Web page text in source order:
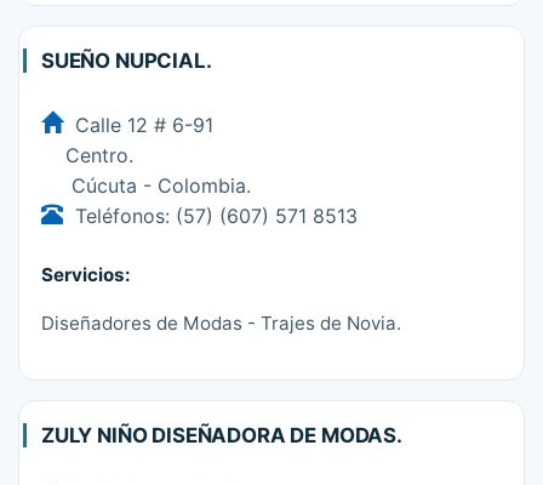
SUEÑO NUPCIAL.
Calle 12 # 6-91
Centro.
Cúcuta - Colombia.
Teléfonos: (57) (607) 571 8513
Servicios:
Diseñadores de Modas - Trajes de Novia.
ZULY NIÑO DISEÑADORA DE MODAS.